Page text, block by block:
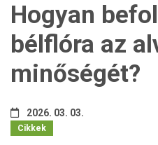
Hogyan
bélflóra az
minőségét?
2026. 03. 03.
Cikkek